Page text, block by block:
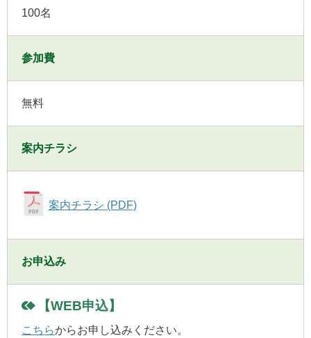
100名
参加費
無料
案内チラシ
案内チラシ (PDF)
お申込み
【WEB申込】
こちらからお申し込みください。